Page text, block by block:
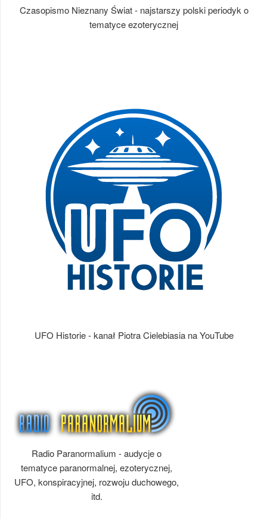
Czasopismo Nieznany Świat - najstarszy polski periodyk o
tematyce ezoterycznej
UFO Historie - kanał Piotra Cielebiasia na YouTube
Radio Paranormalium - audycje o
tematyce paranormalnej, ezoterycznej,
UFO, konspiracyjnej, rozwoju duchowego,
itd.